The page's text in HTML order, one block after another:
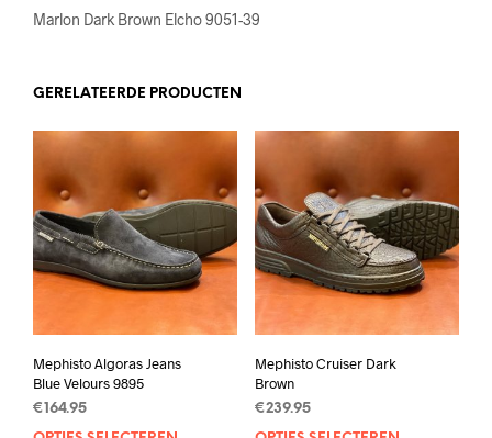
Marlon Dark Brown Elcho 9051-39
GERELATEERDE PRODUCTEN
Mephisto Algoras Jeans
Blue Velours 9895
€ 164.95
Mephisto Cruiser Dark
Brown
€239.95